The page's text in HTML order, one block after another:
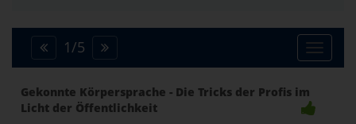
Toggle
1/5
Gekonnte Körpersprache - Die Tricks der Profis im
Licht der Öffentlichkeit